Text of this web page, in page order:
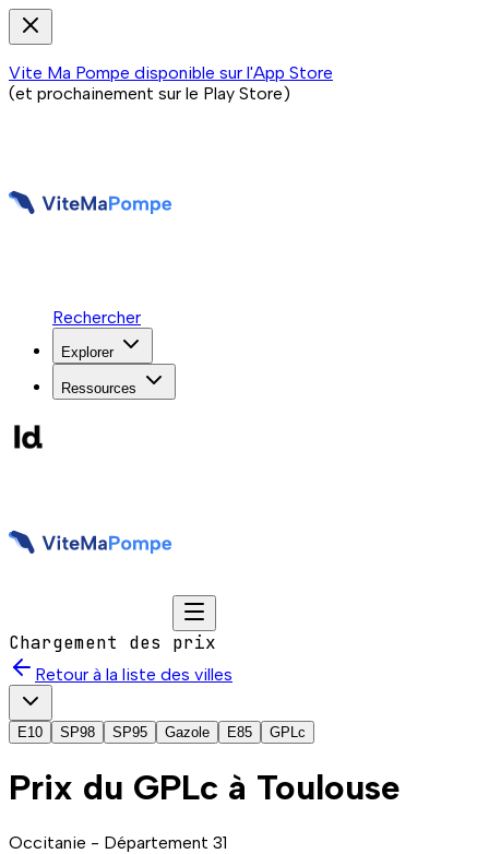
Vite Ma Pompe disponible sur l'App Store
(et prochainement sur le Play Store)
Rechercher
Explorer
Ressources
Chargement des prix
Retour à la liste des villes
E10 SP98 SP95 Gazole E85 GPLc
Prix du GPLc à Toulouse
Occitanie - Département 31